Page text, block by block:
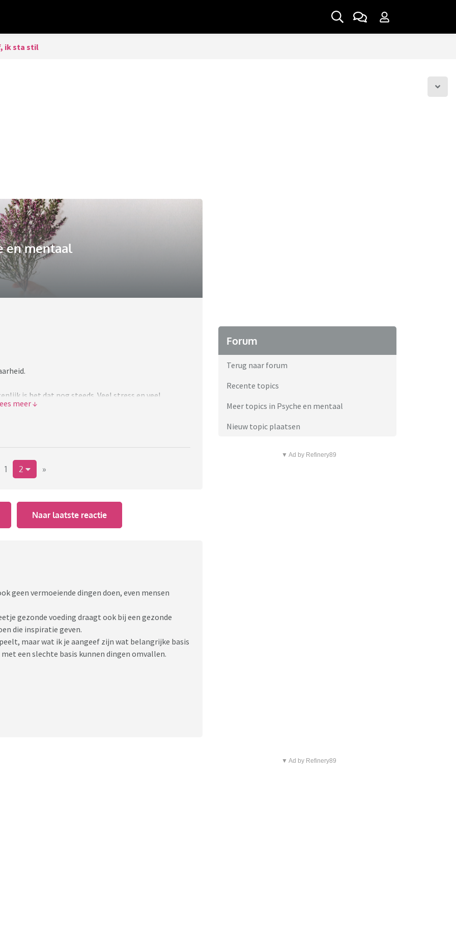
ik sta stil
en mentaal
is het dat nog steeds. Veel stress en veel
doorbuffelen om mijn leven weer op orde te
een beetje afwezig, ook mentaal. Ik weet dat
vervelend.
periode hebben? Hoe inspireren jullie jezelf? Hoe
1 2 »
Naar laatste reactie
geen vermoeiende dingen doen, even mensen
gezonde voeding draagt ook bij een gezonde
die inspiratie geven.
maar wat ik je aangeef zijn wat belangrijke basis
een slechte basis kunnen dingen omvallen.
Forum
Terug naar forum
Recente topics
Meer topics in Psyche en mentaal
Nieuw topic plaatsen
▼ Ad by Refinery89
▼ Ad by Refinery89